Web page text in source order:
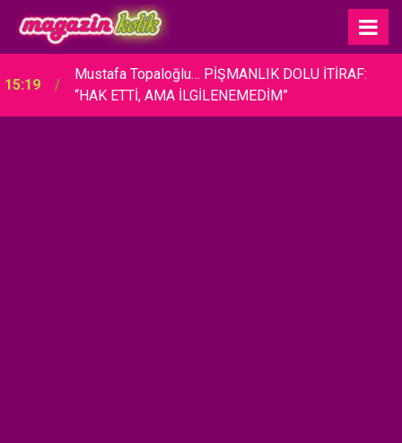
15:19
Mustafa Topaloğlu… PİŞMANLIK DOLU İTİRAF:
“HAK ETTİ, AMA İLGİLENEMEDİM”